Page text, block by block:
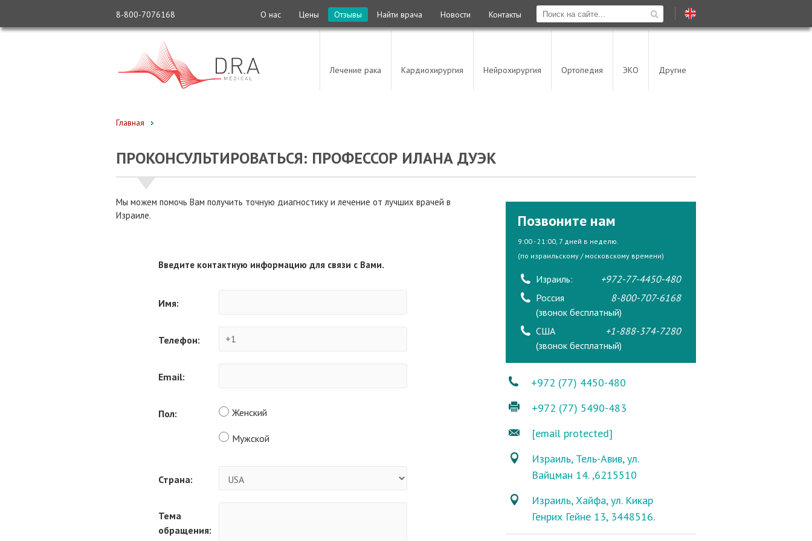
О нас Цены Отзывы Найти врача Новости Контакты
8-800-7076168
Лечение рака Кардиохирургия Нейрохирургия Ортопедия ЭКО Другие
Главная
ПРОКОНСУЛЬТИРОВАТЬСЯ: ПРОФЕССОР ИЛАНА ДУЭК
Мы можем помочь Вам получить точную диагностику и лечение от лучших врачей в
Израиле.
Введите контактную информацию для связи с Вами.
Имя:
Телефон:
Email:
Пол: Женский
Мужской
Страна:
Тема
обращения:
Позвоните нам
9:00 - 21:00, 7 дней в неделю.
(по израильскому / московскому времени)
Израиль:
+972-77-4450-480
Россия
(звонок бесплатный)
8-800-707-6168
США
(звонок бесплатный)
+1-888-374-7280
+972 (77) 4450-480
+972 (77) 5490-483
[email protected]
Израиль, Тель-Авив, ул.
Вайцман 14. ,6215510
Израиль, Хайфа, ул. Кикар
Генрих Гейне 13, 3448516.